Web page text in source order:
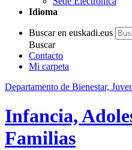
Idioma
Buscar en euskadi.eus
Buscar
Contacto
Mi carpeta
Departamento de Bienestar,
Infancia,
Familias